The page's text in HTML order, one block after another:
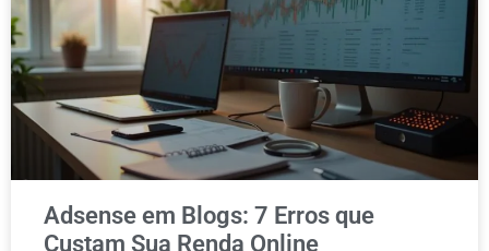
Adsense em Blogs: 7 Erros que
Custam Sua Renda Online